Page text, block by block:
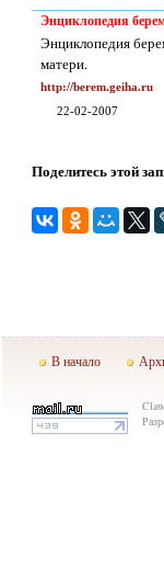
Энциклопедия
Энциклопедия
матери.
http://berem.geiha.ru
22-02-2007
Поделитесь этой
В начало